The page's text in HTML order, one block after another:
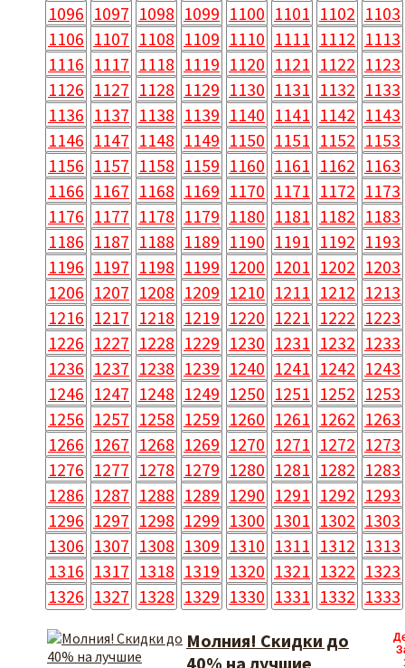
1096 1097 1098 1099 1100 1101 1102 1103
1106 1107 1108 1109 1110 1111 1112 1113
1116 1117 1118 1119 1120 1121 1122 1123
1126 1127 1128 1129 1130 1131 1132 1133
1136 1137 1138 1139 1140 1141 1142 1143
1146 1147 1148 1149 1150 1151 1152 1153
1156 1157 1158 1159 1160 1161 1162 1163
1166 1167 1168 1169 1170 1171 1172 1173
1176 1177 1178 1179 1180 1181 1182 1183
1186 1187 1188 1189 1190 1191 1192 1193
1196 1197 1198 1199 1200 1201 1202 1203
1206 1207 1208 1209 1210 1211 1212 1213
1216 1217 1218 1219 1220 1221 1222 1223
1226 1227 1228 1229 1230 1231 1232 1233
1236 1237 1238 1239 1240 1241 1242 1243
1246 1247 1248 1249 1250 1251 1252 1253
1256 1257 1258 1259 1260 1261 1262 1263
1266 1267 1268 1269 1270 1271 1272 1273
1276 1277 1278 1279 1280 1281 1282 1283
1286 1287 1288 1289 1290 1291 1292 1293
1296 1297 1298 1299 1300 1301 1302 1303
1306 1307 1308 1309 1310 1311 1312 1313
1316 1317 1318 1319 1320 1321 1322 1323
1326 1327 1328 1329 1330 1331 1332 1333
Молния! Скидки до
40% на лучшие